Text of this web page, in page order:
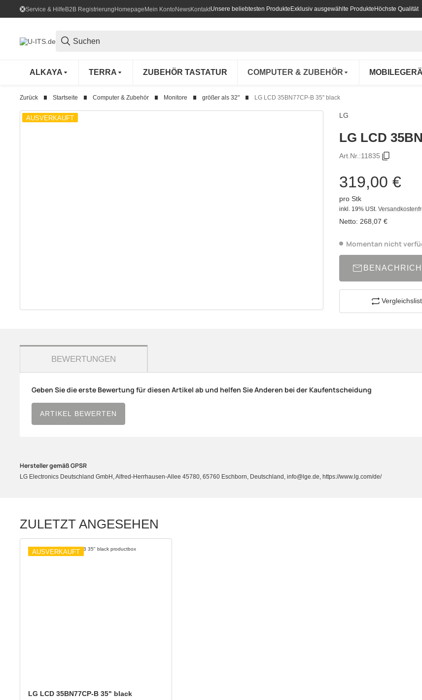
Service & HilfeB2B RegistrierungHomepageMein KontoNewsKontaktUnsere beliebtesten Produkte Exklusiv ausgewählte Produkte Höchste Qualität
ALKAYA TERRA ZUBEHÖR TASTATUR COMPUTER & ZUBEHÖR
Zurück Startseite Computer & Zubehör Monitore größer als 32" LG LCD 35BN77CP-B 35" black
AUSVERKAUFT LG
LG LCD
Art.Nr.:11835
319,00 €
pro Stk
inkl. 19% USt.
Netto: 268,07 €
Momentan nicht
BEWERTUNGEN
Geben Sie die erste Bewertung für diesen Artikel ab und helfen Sie Anderen bei der Kaufentscheidung
ARTIKEL BEWERTEN
Hersteller gemäß GPSR
LG Electronics Deutschland GmbH, Alfred-Herrhausen-Allee 45780, 65760 Eschborn, Deutschland, info@lge.de, https://www.lg.com/de/
ZULETZT ANGESEHEN
AUSVERKAUFT
LG LCD 35BN77CP-B 35" black